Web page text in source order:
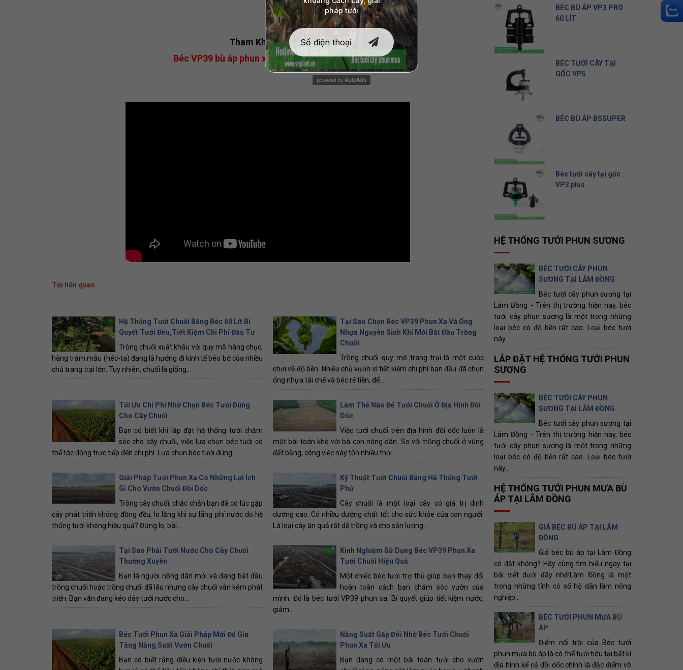
Tham Khảo Video:
Béc VP39 bù áp phun xa chuyên cho cây chuối
Tin liên quan
Hệ Thống Tưới Chuối Bằng Béc 60 Lít Bí
Quyết Tưới Đều,Tiết Kiệm Chi Phí Đầu Tư
Trồng chuối xuất khẩu với quy mô hàng chục,
hàng trăm mẫu (héc-ta) đang là hướng đi kinh tế béo bở của nhiều
chủ trang trại lớn. Tuy nhiên, chuối là giống...
Tại Sao Chọn Béc VP39 Phun Xa Và Ống
Nhựa Nguyên Sinh Khi Mới Bắt Đầu Trồng
Chuối
Trồng chuối quy mô trang trại là một cuộc
chơi về độ bền. Nhiều chủ vườn vì tiết kiệm chi phí ban đầu đã chọn
ống nhựa tái chế và béc rẻ tiền, để...
Tối Ưu Chi Phí Nhờ Chọn Béc Tưới Đúng
Cho Cây Chuối
Bạn có biết khi lắp đặt hệ thống tưới chăm
sóc cho cây chuối, việc lựa chọn béc tưới có
thể tác động trực tiếp đến chi phí. Lựa chọn béc tưới đúng...
Làm Thế Nào Để Tưới Chuối Ở Địa Hình Đồi
Dốc
Việc tưới chuối trên địa hình đồi dốc luôn là
một bài toán khó với bà con nông dân. So với trồng chuối ở vùng
đất bằng, công việc này tốn nhiều thời...
Giải Pháp Tưới Phun Xa Có Những Lợi Ích
Gì Cho Vườn Chuối Đồi Dốc
Trồng cây chuối, chắc chắn bạn đã có lúc gặp
cây phát triển không đồng đều, lo lắng khi sự lãng phí nước do hệ
thống tưới không hiệu quả? Đừng lo, bài...
Kỹ Thuật Tưới Chuối Bằng Hệ Thống Tưới
Phủ
Cây chuối là một loại cây có giá trị dinh
dưỡng cao. Có nhiều dưỡng chất tốt cho sức khỏe của con người.
Là loại cây ăn quả rất dễ trồng và cho sản lượng...
Tại Sao Phải Tưới Nước Cho Cây Chuối
Thường Xuyên
Bạn là người nông dân mới và đang bắt đầu
trồng chuối hoặc trồng chuối đã lâu nhưng cây chuối vẫn kém phát
triển. Bạn vẫn đang kéo dây tưới nước cho...
Kinh Nghiệm Sử Dụng Béc VP39 Phun Xa
Tưới Chuối Hiệu Quả
Một chiếc béc tưới trợ thủ giúp bạn thay đổi
hoàn toàn cách bạn chăm sóc vườn của
mình. Đó là béc tưới VP39 phun xa. Bí quyết giúp tiết kiệm nước,
giảm...
Béc Tưới Phun Xa Giải Pháp Mới Để Gia
Tăng Năng Suất Vườn Chuối
Bạn có biết rằng điều kiện tưới nước không
Năng Suất Gấp Đôi Nhờ Béc Tưới Chuối
Phun Xa Tối Ưu
Bạn đang có một bài toán tưới cho vườn
BÉC BÙ ÁP VP3 PRO
60 LÍT
BÉC TƯỚI CÂY TẠI
GỐC VP5
BÉC BÙ ÁP BSSUPER
Béc tưới cây tại gốc
VP3 plus
HỆ THỐNG TƯỚI PHUN SƯƠNG
BÉC TƯỚI CÂY PHUN
SƯƠNG TẠI LÂM ĐỒNG
Béc tưới cây phun sương tại
Lâm Đồng - Trên thị trường hiện nay, béc
tưới cây phun sương là một trong những
loại béc có độ bền rất cao. Loại béc tưới
này...
LẮP ĐẶT HỆ THỐNG TƯỚI PHUN
SƯƠNG
BÉC TƯỚI CÂY PHUN
SƯƠNG TẠI LÂM ĐỒNG
Béc tưới cây phun sương tại
Lâm Đồng - Trên thị trường hiện nay, béc
tưới cây phun sương là một trong những
loại béc có độ bền rất cao. Loại béc tưới
này...
HỆ THỐNG TƯỚI PHUN MƯA BÙ
ÁP TẠI LÂM ĐỒNG
GIÁ BÉC BÙ ÁP TẠI LÂM
ĐỒNG
Giá béc bù áp tại Lâm Đồng
có đắt không? Hãy cùng tìm hiểu ngay tại
bài viết dưới đây nhé!Lâm Đồng là một
trong những tỉnh có số hộ dân làm nông
nghiệp...
BÉC TƯỚI PHUN MƯA BÙ
ÁP
Điểm nổi trội của Béc tưới
phun mưa bù áp là có thể tưới tiêu tại bất kì
địa hình kể cả đồi dốc chính là đặc điểm vô
powered by AutoAds